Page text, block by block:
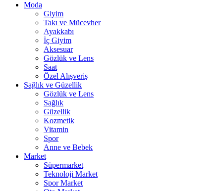
Moda
Giyim
Takı ve Mücevher
Ayakkabı
İç Giyim
Aksesuar
Gözlük ve Lens
Saat
Özel Alışveriş
Sağlık ve Güzellik
Gözlük ve Lens
Sağlık
Güzellik
Kozmetik
Vitamin
Spor
Anne ve Bebek
Market
Süpermarket
Teknoloji Market
Spor Market